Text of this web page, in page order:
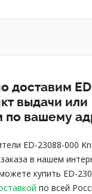
доставим
выдачи или
по вашему
ED-23088-000
в нашем
купить ED-
по всей